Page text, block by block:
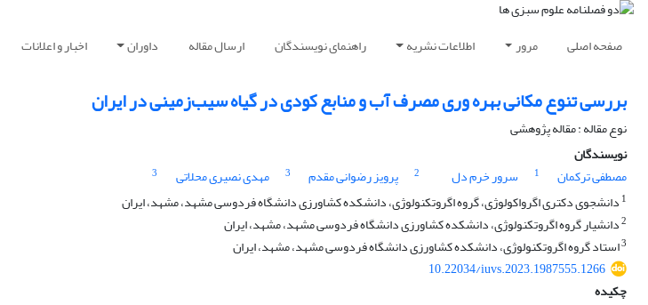
صفحه اصلی مرور اطلاعات نشریه راهنمای نویسندگان ارسال مقاله داوران اخبار و اعلانات
بررسی تنوع مکانی بهره­ وری مصرف آب و منابع کودی در ‌گیاه سیب‌زمینی در ایران
نوع مقاله : مقاله پژوهشی
نویسندگان
مصطفی ترکمان
1 سرور خرم دل 2 پرویز رضوانی مقدم 3 مهدی نصیری محلاتی
3
1 دانشجوی دکتری اگرواکولوژی، گروه اگروتکنولوژی، دانشکده کشاورزی دانشگاه فردوسی مشهد، مشهد، ایران
2دانشیار گروه اگروتکنولوژی، دانشکده کشاورزی دانشگاه فردوسی مشهد، مشهد، ایران
3استاد گروه اگروتکنولوژی، دانشکده کشاورزی دانشگاه فردوسی مشهد، مشهد، ایران
10.22034/iuvs.2023.1987555.1266
چکیده